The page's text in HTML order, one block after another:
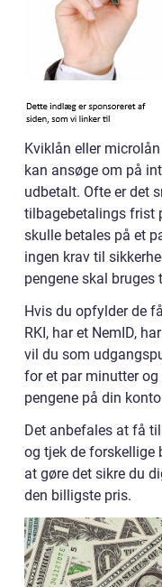
Kviklån eller
kan ansøge om på
udbetalt. Ofte er det
tilbagebetalings frist
skulle betales på et
ingen krav til
pengene skal bruges
Hvis du opfylder de
RKI, har et NemID,
vil du som
for et par minutter og
pengene på din
Det anbefales at få
og tjek de forskellige
at gøre det sikre du
den billigste pris.